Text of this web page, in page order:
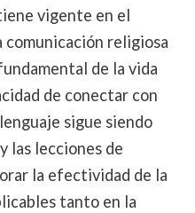
vigente en el
religiosa
de la vida
de conectar con
sigue siendo
las lecciones de
la efectividad de la
tanto en la